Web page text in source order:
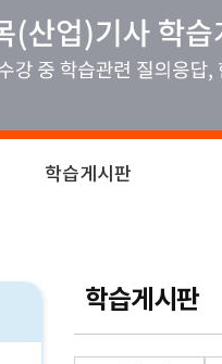
학습게시판
학습게시판